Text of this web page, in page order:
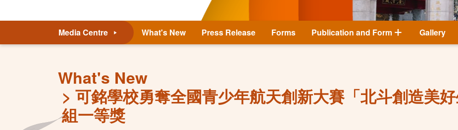
Media Centre What's New Press Release Forms Publication and Form Gallery
What's New
可銘學校勇奪全國青少年航天創新大賽「北斗創造美
組一等獎